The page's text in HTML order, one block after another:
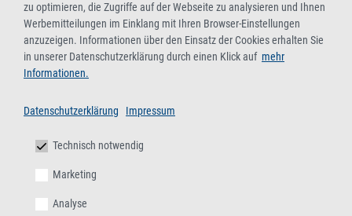
zu optimieren, die Zugriffe auf der Webseite zu analysieren und Ihnen
Werbemitteilungen im Einklang mit Ihren Browser-Einstellungen
anzuzeigen. Informationen über den Einsatz der Cookies erhalten Sie
in unserer Datenschutzerklärung durch einen Klick auf mehr
Informationen.
Datenschutzerklärung Impressum
Technisch notwendig
Marketing
Analyse